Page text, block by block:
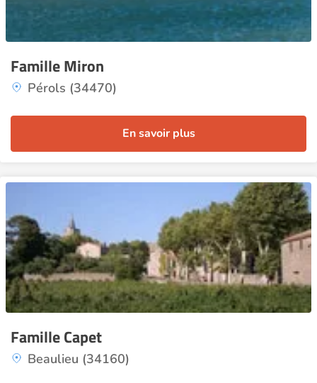
Famille Miron
Pérols (34470)
En savoir plus
Famille Capet
Beaulieu (34160)